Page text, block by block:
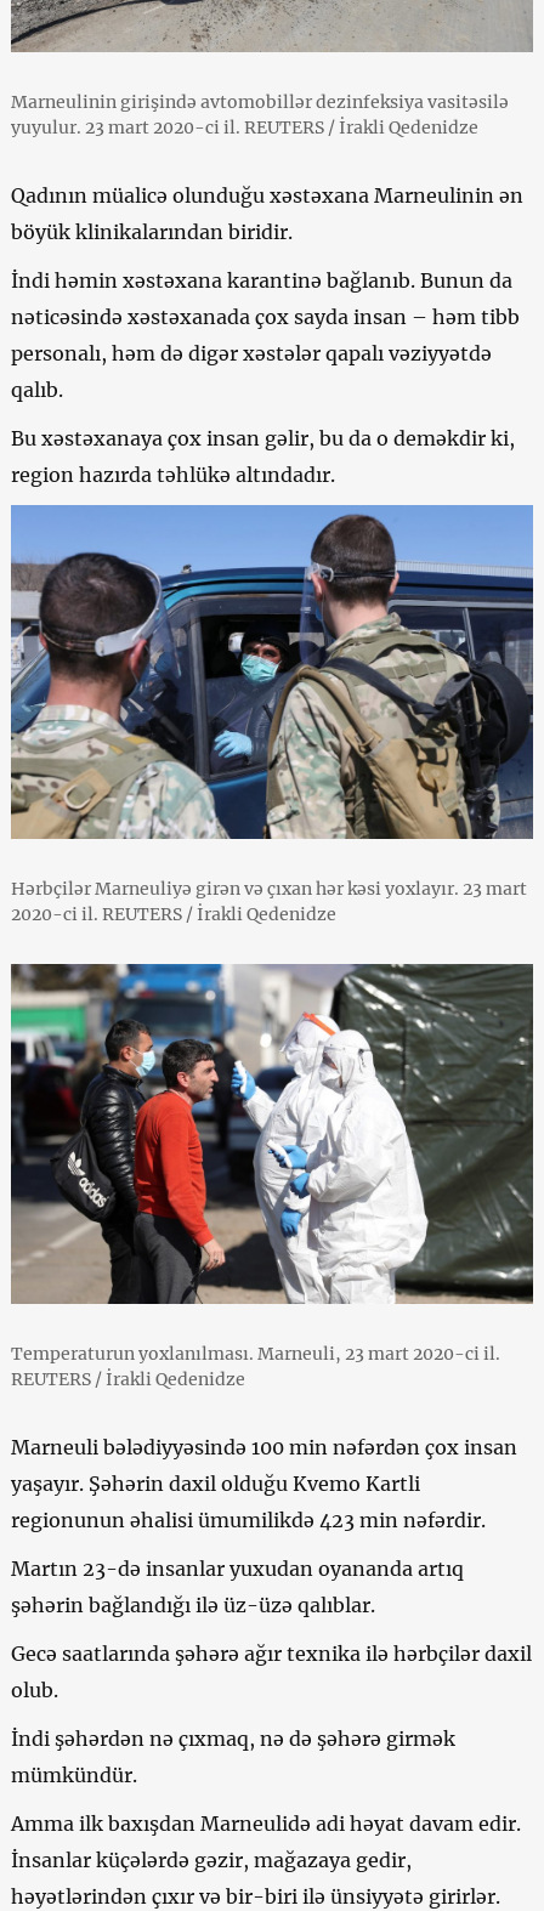
Marneulinin girişində avtomobillər dezinfeksiya vasitəsilə
yuyulur. 23 mart 2020-ci il. REUTERS / İrakli Qedenidze
Qadının müalicə olunduğu xəstəxana Marneulinin ən
böyük klinikalarından biridir.
İndi həmin xəstəxana karantinə bağlanıb. Bunun da
nəticəsində xəstəxanada çox sayda insan – həm tibb
personalı, həm də digər xəstələr qapalı vəziyyətdə
qalıb.
Bu xəstəxanaya çox insan gəlir, bu da o deməkdir ki,
region hazırda təhlükə altındadır.
Hərbçilər Marneuliyə girən və çıxan hər kəsi yoxlayır. 23 mart
2020-ci il. REUTERS / İrakli Qedenidze
Temperaturun yoxlanılması. Marneuli, 23 mart 2020-ci il.
REUTERS / İrakli Qedenidze
Marneuli bələdiyyəsində 100 min nəfərdən çox insan
yaşayır. Şəhərin daxil olduğu Kvemo Kartli
regionunun əhalisi ümumilikdə 423 min nəfərdir.
Martın 23-də insanlar yuxudan oyananda artıq
şəhərin bağlandığı ilə üz-üzə qalıblar.
Gecə saatlarında şəhərə ağır texnika ilə hərbçilər daxil
olub.
İndi şəhərdən nə çıxmaq, nə də şəhərə girmək
mümkündür.
Amma ilk baxışdan Marneulidə adi həyat davam edir.
İnsanlar küçələrdə gəzir, mağazaya gedir,
həyətlərindən çıxır və bir-biri ilə ünsiyyətə girirlər.